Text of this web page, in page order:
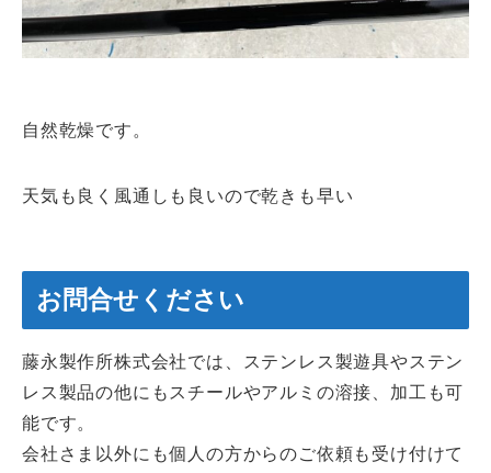
自然乾燥です。
天気も良く風通しも良いので乾きも早い
お問合せください
藤永製作所株式会社では、ステンレス製遊具やステン
レス製品の他にもスチールやアルミの溶接、加工も可
能です。
会社さま以外にも個人の方からのご依頼も受け付けて